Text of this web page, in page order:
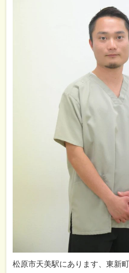
松原市天美駅にあります、東新